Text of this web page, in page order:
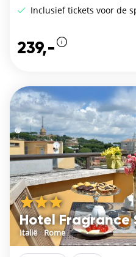
Inclusief tickets voor de
239,-
Hotel Fragrance
Italië/Rome